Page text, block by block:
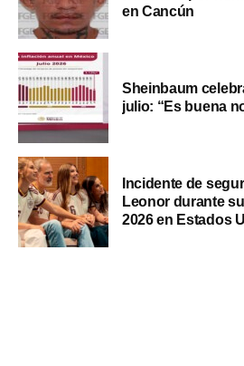
en Cancún
Sheinbaum
julio: “Es buena
Incidente de
Leonor durante
2026 en Estados